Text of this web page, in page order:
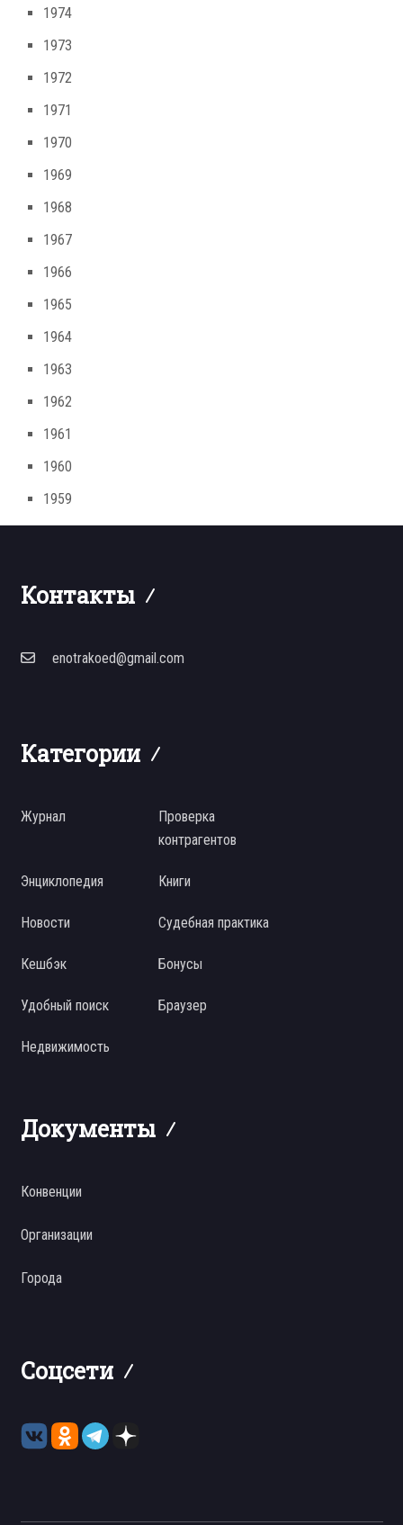
1974
1973
1972
1971
1970
1969
1968
1967
1966
1965
1964
1963
1962
1961
1960
1959
Контакты
enotrakoed@gmail.com
Категории
Журнал
Проверка
контрагентов
Энциклопедия Книги
Новости Судебная практика
Кешбэк Бонусы
Удобный поиск Браузер
Недвижимость
Документы
Конвенции
Организации
Города
Соцсети